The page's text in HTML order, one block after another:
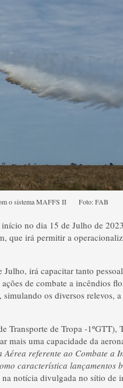
o sistema MAFFS II Foto: FAB
no dia 15 de Julho de
que irá permitir a
irá capacitar tanto
de combate a incêndios
os diversos relevos,
Transporte de Tropa -1ºGTT),
uma capacidade da
referente ao Combate a
característica lançamentos
notícia divulgada no sítio de